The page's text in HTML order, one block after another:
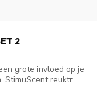
2
grote invloed op je
reuktr...